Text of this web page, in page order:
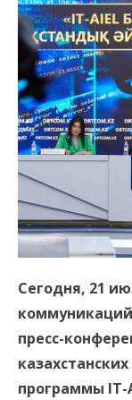
Сегодня, 21
пресс-
программы IT-